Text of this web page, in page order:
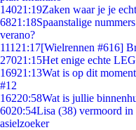
14021:19Zaken waar je je
6821:18Spaanstalige
verano?
111 21:17[Wielrennen #616]
27021:15Het enige echte
16921:13Wat is op dit
#12
16220:58Wat is jullie
6020:54Lisa (38) vermoord
asielzoeker